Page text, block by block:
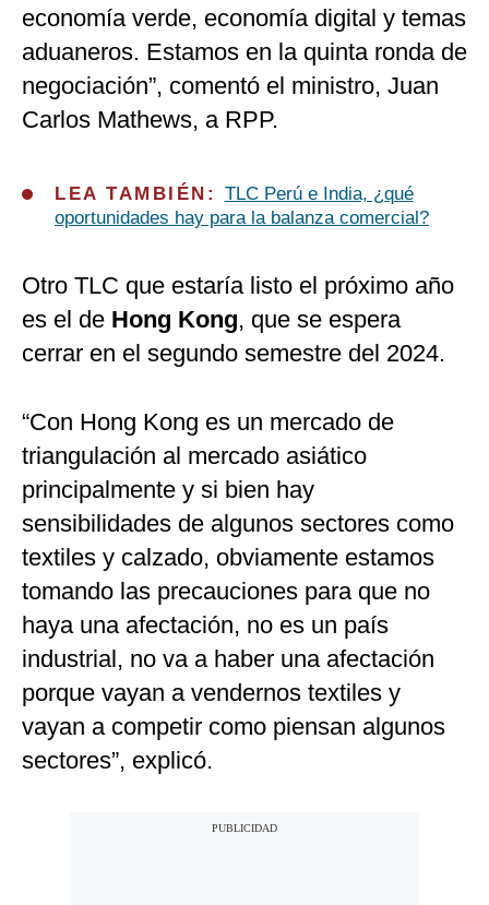
economía verde, economía digital y temas
aduaneros. Estamos en la quinta ronda de
negociación”, comentó el ministro, Juan
Carlos Mathews, a RPP.
LEA TAMBIÉN: TLC Perú e India, ¿qué
oportunidades hay para la balanza comercial?
Otro TLC que estaría listo el próximo año
es el de Hong Kong, que se espera
cerrar en el segundo semestre del 2024.
“Con Hong Kong es un mercado de
triangulación al mercado asiático
principalmente y si bien hay
sensibilidades de algunos sectores como
textiles y calzado, obviamente estamos
tomando las precauciones para que no
haya una afectación, no es un país
industrial, no va a haber una afectación
porque vayan a vendernos textiles y
vayan a competir como piensan algunos
sectores”, explicó.